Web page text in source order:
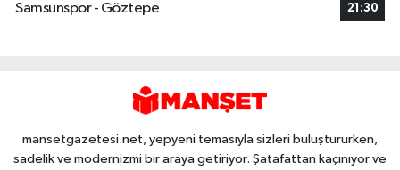
Samsunspor - Göztepe
21:30
mansetgazetesi.net, yepyeni temasıyla sizleri buluştururken,
sadelik ve modernizmi bir araya getiriyor. Şatafattan kaçınıyor ve